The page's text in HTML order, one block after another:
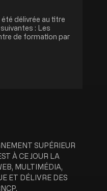
été délivrée au titre
: Les
de formation par
SUPÉRIEUR
À CE JOUR LA
MULTIMÉDIA,
ET DÉLIVRE DES